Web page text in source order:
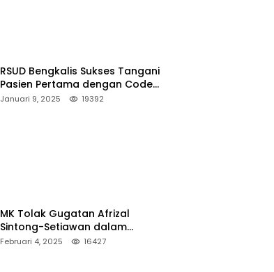
RSUD Bengkalis Sukses Tangani
Pasien Pertama dengan Code
Stroke
Januari 9, 2025 19392
MK Tolak Gugatan Afrizal
Sintong-Setiawan dalam
Sengketa Pilkada Rokan Hilir
Februari 4, 2025 16427